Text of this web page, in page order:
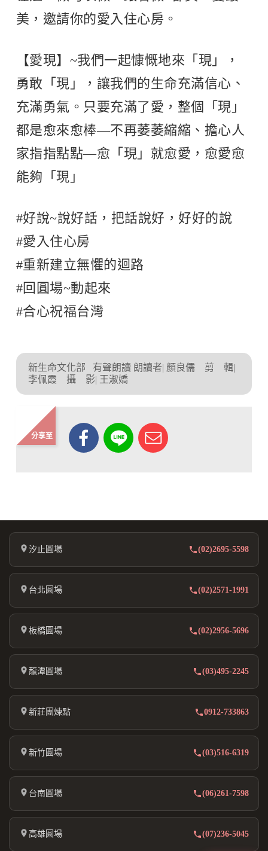
美，邀請你的愛入住心房。
【愛現】~我們一起慷慨地來「現」，
勇敢「現」，讓我們的生命充滿信心、
充滿勇氣。只要充滿了愛，整個「現」
都是愈來愈棒—不再萎萎縮縮、擔心人
家指指點點—愈「現」就愈愛，愈愛愈
能夠「現」
#好說~說好話，把話說好，好好的說
#愛入住心房
#重新建立無懼的迴路
#回圓場~動起來
#合心祝福台灣
新生命文化部
有聲朗讀 朗讀者| 顏良儒 剪 輯|
李佩霞 攝 影| 王淑嬌
分享至
汐止圓場 (02)2695-5598
台北圓場 (02)2571-1991
板橋圓場 (02)2956-5696
龍潭圓場 (03)495-2245
新莊團煉點 0912-733863
新竹圓場 (03)516-6319
台南圓場 (06)261-7598
高雄圓場 (07)236-5045